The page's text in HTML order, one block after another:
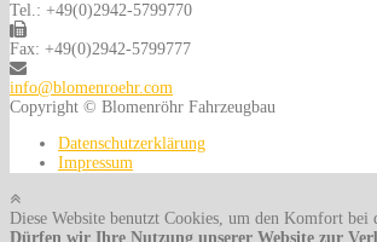
Tel.: +49(0)2942-5799770
Fax: +49(0)2942-5799777
info@blomenroehr.com
Copyright © Blomenröhr Fahrzeugbau
Datenschutzerklärung
Impressum
Diese Website benutzt Cookies, um den Komfort bei
Dürfen wir Ihre Nutzung unserer Website zur